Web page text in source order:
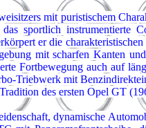
mit puristischem
sportlich instrumentierte
er die
mit scharfen Kanten
Fortbewegung auch auf
Triebwerk mit
des ersten Opel GT
dynamische